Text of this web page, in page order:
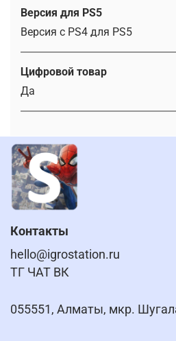
Версия для PS5
Версия с PS4 для PS5
Цифровой товар
Да
Контакты
hello@igrostation.ru
ТГ ЧАТ ВК
055551, Алматы, мкр.